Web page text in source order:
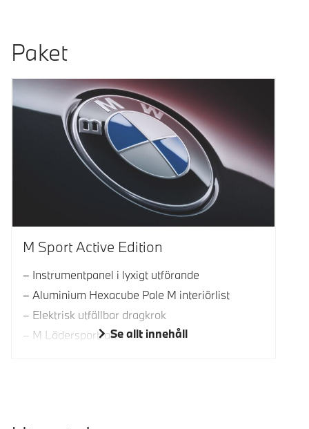
Paket
M Sport Active Edition
Instrumentpanel i lyxigt utförande
Aluminium Hexacube Pale M interiörlist
Elektrisk utfällbar dragkrok
M LädersportrattSe allt innehåll